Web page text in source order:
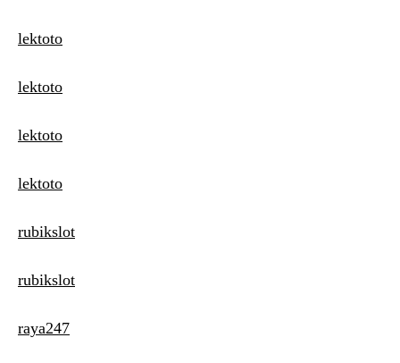
lektoto
lektoto
lektoto
lektoto
rubikslot
rubikslot
raya247